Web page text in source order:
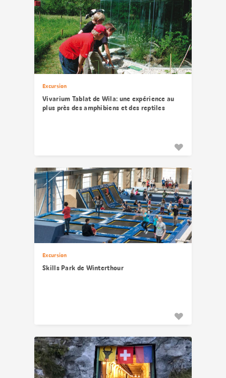
Excursion
Vivarium Tablat de Wila: une expérience au
plus près des amphibiens et des reptiles
Excursion
Skills Park de Winterthour